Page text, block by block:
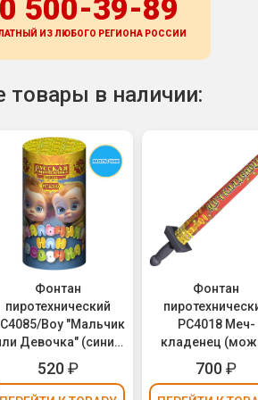
500-39-89
ИЗ ЛЮБОГО РЕГИОНА РОССИИ
товары в наличии:
Фонтан
пиротехнический
Boy "Мальчик
Девочка" (синие
огни) - для Гендер
Пати (Gender Party)
520₽
Фонтан
РС4018 Меч-
кладенец
держать в
700₽